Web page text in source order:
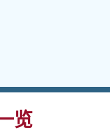
览